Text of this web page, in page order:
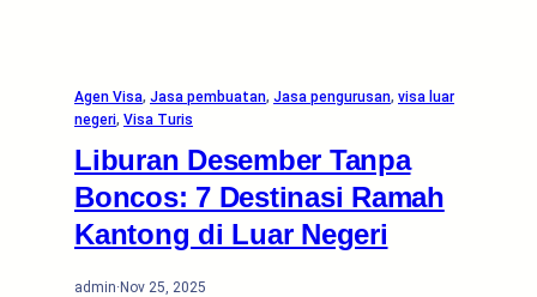
Agen Visa, Jasa pembuatan, Jasa pengurusan, visa luar
negeri, Visa Turis
Liburan Desember Tanpa
Boncos: 7 Destinasi Ramah
Kantong di Luar Negeri
admin· Nov 25, 2025